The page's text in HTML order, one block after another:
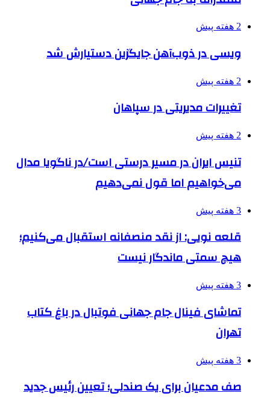
2 هفته پیش
ویسی در ذوب‌آهن جایگزین دستیارش شد
2 هفته پیش
تغییرات مدیریتی در سپاهان
2 هفته پیش
تنیس ایران در مسیر درستی است/در ناگویا مدال
می‌خواهیم اما قول نمی‌دهیم
3 هفته پیش
قلعه نویی: از نقد منصفانه استقبال می‌کنیم؛
هیچ سمتی ماندگار نیست
3 هفته پیش
تماشای فینال جام جهانی فوتبال در باغ کتاب
تهران
3 هفته پیش
صف مدعیان برای یک صندلی؛ تعیین رئیس جدید